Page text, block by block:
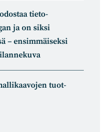
tieto­
ja on siksi
– ensimmäiseksi
tuot­